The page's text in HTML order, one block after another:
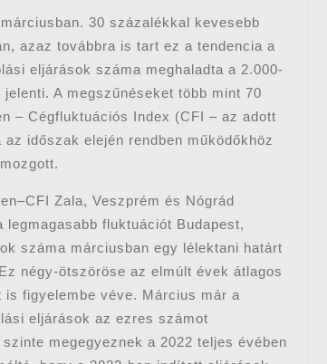
30 százalékkal kevesebb
azaz továbbra is tart ez a tendencia a
eljárások száma meghaladta a 2.000-
A megszűnéseket több mint 70
– Cégfluktuációs Index (CFI – az adott
időszak elején rendben működőkhöz
Zala, Veszprém és Nógrád
fluktuációt Budapest,
száma márciusban egy lélektani határt
négy-ötszöröse az elmúlt évek átlagos
figyelembe véve. Március már a
eljárások az ezres számot
megegyeznek a 2022 teljes évében